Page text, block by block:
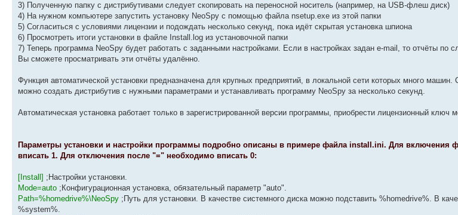
3) Полученную папку с дистрибутивами следует скопировать на переносной носитель (например, на USB-флеш диск)
4) На нужном компьютере запустить установку NeoSpy с помощью файла nsetup.exe из этой папки
5) Согласиться с условиями лицензии и подождать несколько секунд, пока идёт скрытая установка шпиона
6) Просмотреть итоги установки в файле Install.log из установочной папки
7) Теперь программа NeoSpy будет работать с заданными настройками. Если в настройках задан e-mail, то отчёты по
Вы сможете просматривать эти отчёты удалённо.
Функция автоматической установки предназначена для крупных предприятий, в локальной сети которых много
можно создать дистрибутив с нужными параметрами и устанавливать программу NeoSpy за несколько секунд.
Автоматическая установка работает только в зарегистрированной версии программы, приобрести лицензионный ключ
Параметры установки и настройки программы подробно описаны в примере файла install.ini. Для включения
вписать 1. Для отключения после "=" необходимо вписать 0:
[Install] ;Настройки установки.
Mode=auto ;Конфигурационная установка, обязательный параметр "auto".
Path=%homedrive%\NeoSpy ;Путь для установки. В качестве системного диска можно подставить %homedrive%. В
%system%.